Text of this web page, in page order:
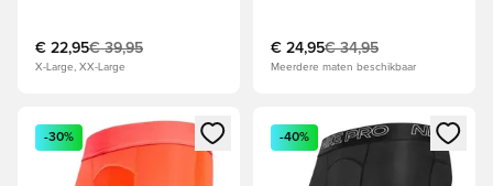
€ 22,95€ 39,95
X-Large, XX-Large
€ 24,95€ 34,95
Meerdere maten beschikbaar
Opent een venster om in te loggen of je aan te melden als
-30%
Opent een venster om in te
-40%